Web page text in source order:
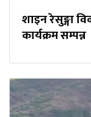
शाइन रेसुङ्गा
कार्यक्रम सम्पन्न